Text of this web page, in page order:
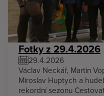
Fotky z 29.4.2026
29.4.2026
Václav Neckář, Martin
Miroslav Huptych a
rekordní sezonu